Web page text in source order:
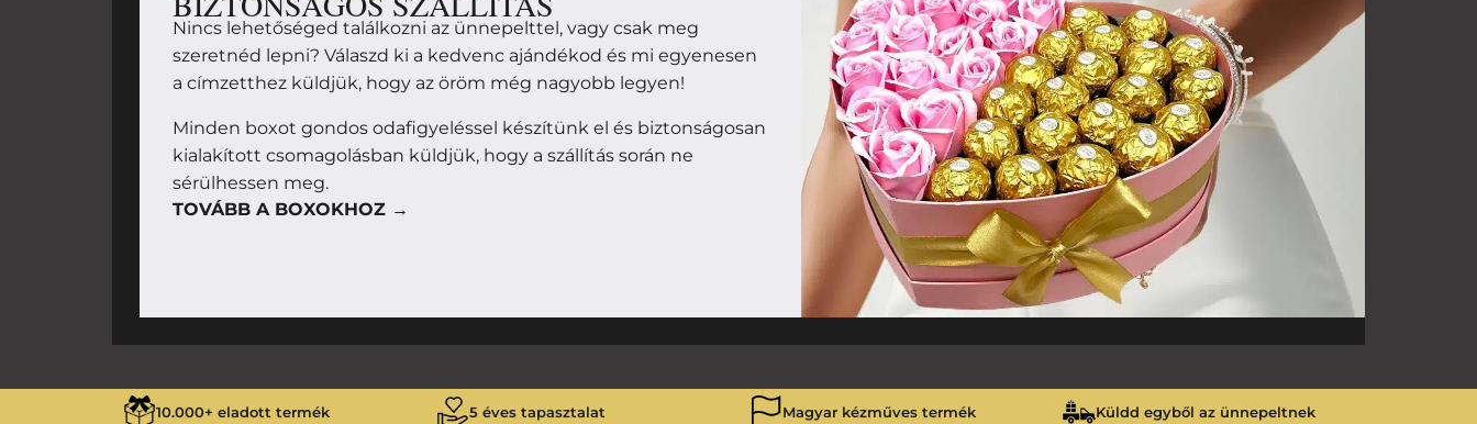
Nincs lehetőséged találkozni az ünnepelttel, vagy csak meg
szeretnéd lepni? Válaszd ki a kedvenc ajándékod és mi egyenesen
a címzetthez küldjük, hogy az öröm még nagyobb legyen!
Minden boxot gondos odafigyeléssel készítünk el és biztonságosan
kialakított csomagolásban küldjük, hogy a szállítás során ne
sérülhessen meg.
TOVÁBB A BOXOKHOZ →
10.000+ eladott termék 5 éves tapasztalat Magyar kézműves termék Küldd egyből az ünnepeltnek